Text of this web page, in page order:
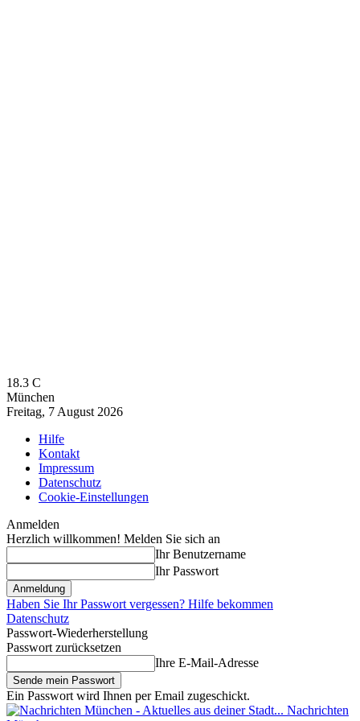
18.3 C
München
Freitag, 7 August 2026
Hilfe
Kontakt
Impressum
Datenschutz
Cookie-Einstellungen
Anmelden
Herzlich willkommen! Melden Sie sich an
Ihr Benutzername
Ihr Passwort
Haben Sie Ihr Passwort vergessen? Hilfe bekommen
Datenschutz
Passwort-Wiederherstellung
Passwort zurücksetzen
Ihre E-Mail-Adresse
Ein Passwort wird Ihnen per Email zugeschickt.
Nachrichten